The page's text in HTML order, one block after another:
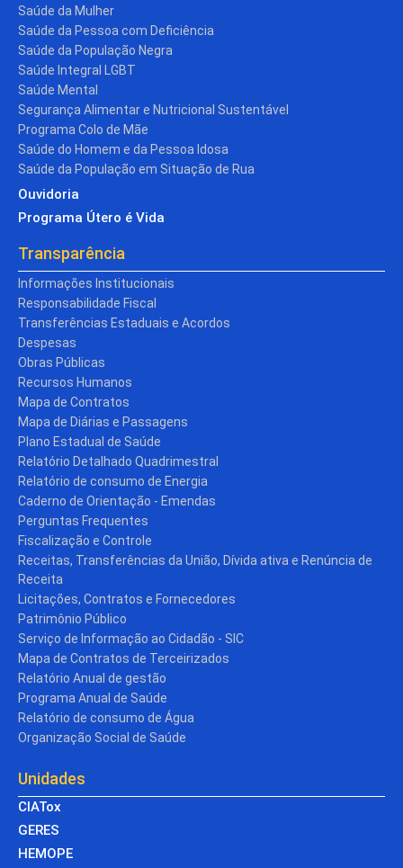
Saúde da Mulher
Saúde da Pessoa com Deficiência
Saúde da População Negra
Saúde Integral LGBT
Saúde Mental
Segurança Alimentar e Nutricional Sustentável
Programa Colo de Mãe
Saúde do Homem e da Pessoa Idosa
Saúde da População em Situação de Rua
Ouvidoria
Programa Útero é Vida
Transparência
Informações Institucionais
Responsabilidade Fiscal
Transferências Estaduais e Acordos
Despesas
Obras Públicas
Recursos Humanos
Mapa de Contratos
Mapa de Diárias e Passagens
Plano Estadual de Saúde
Relatório Detalhado Quadrimestral
Relatório de consumo de Energia
Caderno de Orientação - Emendas
Perguntas Frequentes
Fiscalização e Controle
Receitas, Transferências da União, Dívida ativa e Renúncia de
Receita
Licitações, Contratos e Fornecedores
Patrimônio Público
Serviço de Informação ao Cidadão - SIC
Mapa de Contratos de Terceirizados
Relatório Anual de gestão
Programa Anual de Saúde
Relatório de consumo de Água
Organização Social de Saúde
Unidades
CIATox
GERES
HEMOPE